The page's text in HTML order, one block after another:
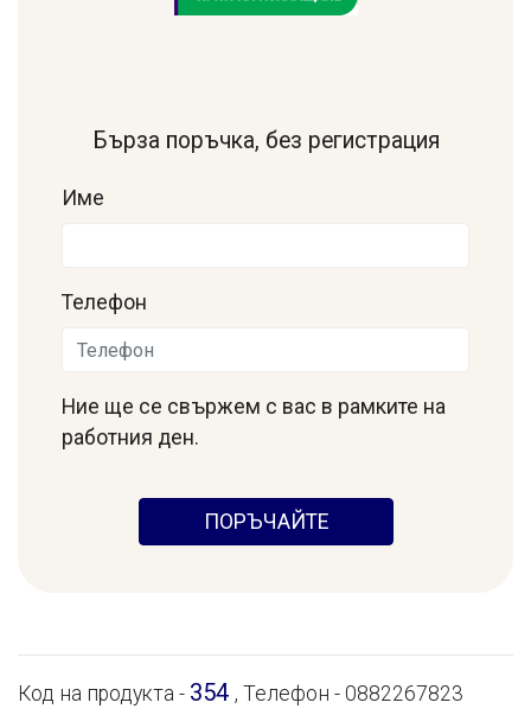
Бърза поръчка, без регистрация
Име
Телефон
Ние ще се свържем с вас в рамките на
работния ден.
ПОРЪЧАЙТЕ
Код на продукта - 354 , Телефон - 0882267823